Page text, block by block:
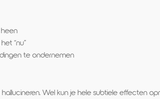
“nu”
te ondernemen
Wel kun je hele subtiele effecten